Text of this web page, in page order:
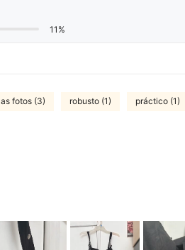
11%
fotos (3) robusto (1) práctico (1)